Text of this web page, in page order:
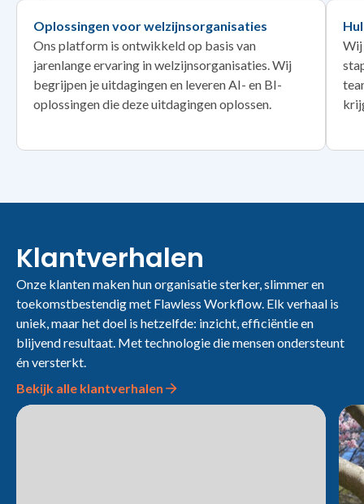
Oplossingen voor welzijnsorganisaties
Ons platform is ontwikkeld op basis van
jarenlange ervaring in welzijnsorganisaties. Wij
begrijpen je uitdagingen en leveren AI- en BI-
oplossingen die deze uitdagingen oplossen.
Wij
Klantverhalen
Onze klanten maken hun organisatie sterker, slimmer en
toekomstbestendig met Flawless Workflow. Elk verhaal is
uniek, maar het doel is hetzelfde: inzicht, efficiëntie en
blijvend resultaat. Met technologie die mensen ondersteunt
én versterkt.
Bekijk alle klantverhalen